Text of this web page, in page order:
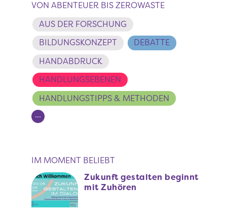
VON ABENTEUER BIS ZEROWASTE
AUS DER FORSCHUNG
BILDUNGSKONZEPT
DEBATTE
HANDABDRUCK
HANDLUNGSEBENEN
HANDLUNGSTIPPS & METHODEN
Seitennummerierung
...
IM MOMENT BELIEBT
Zukunft gestalten beginnt
mit Zuhören